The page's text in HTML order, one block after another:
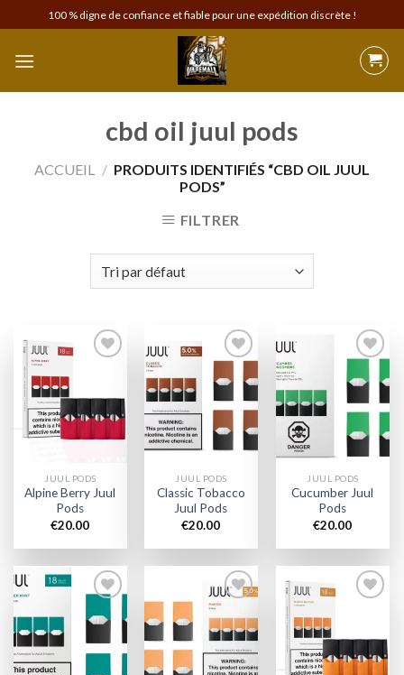
to
content
100 % digne de confiance et fiable pour une expédition discrète !
cbd oil juul pods
ACCUEIL / PRODUITS IDENTIFIÉS “CBD OIL JUUL
PODS”
FILTRER
Add to
wishlist
JUUL PODS
Alpine Berry Juul
Pods
€20.00
Add to
wishlist
JUUL PODS
Classic Tobacco
Juul Pods
€20.00
Add to
wishlist
JUUL PODS
Cucumber Juul
Pods
€20.00
Add to
wishlist
Add to
wishlist
Add to
wishlist